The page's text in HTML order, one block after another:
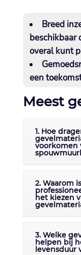
Breed
beschikbaar
overal kunt
een
Meest
1. Hoe
voorkomen
2. Waarom
het kiezen
3. Welke
helpen bij
levensduur